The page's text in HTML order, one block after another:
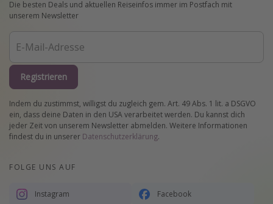
Die besten Deals und aktuellen Reiseinfos immer im Postfach mit
unserem Newsletter
Registrieren
Indem du zustimmst, willigst du zugleich gem. Art. 49 Abs. 1 lit. a DSGVO
ein, dass deine Daten in den USA verarbeitet werden. Du kannst dich
jeder Zeit von unserem Newsletter abmelden. Weitere Informationen
findest du in unserer Datenschutzerklärung.
FOLGE UNS AUF
Instagram Facebook